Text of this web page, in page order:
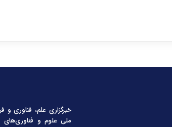
خبرگزاری علم، فناوری و
ملی علوم و فناوری‌های